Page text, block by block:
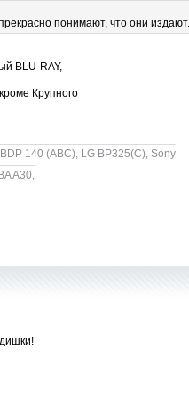
понимают, что они издают.
BLU-RAY,
Крупного
140 (ABC), LG BP325(C), Sony
A30,